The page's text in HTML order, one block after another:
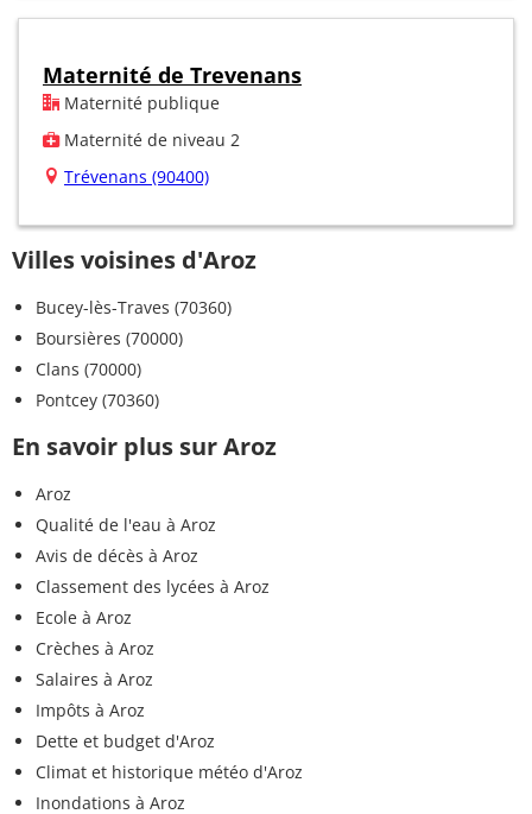
Maternité de Trevenans
Maternité publique
Maternité de niveau 2
Trévenans (90400)
Villes voisines d'Aroz
Bucey-lès-Traves (70360)
Boursières (70000)
Clans (70000)
Pontcey (70360)
En savoir plus sur Aroz
Aroz
Qualité de l'eau à Aroz
Avis de décès à Aroz
Classement des lycées à Aroz
Ecole à Aroz
Crèches à Aroz
Salaires à Aroz
Impôts à Aroz
Dette et budget d'Aroz
Climat et historique météo d'Aroz
Inondations à Aroz